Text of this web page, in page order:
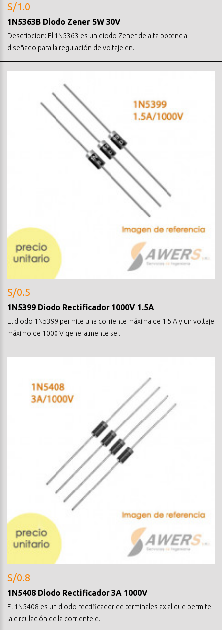
S/1.0
1N5363B Diodo Zener 5W 30V
Descripcion: El 1N5363 es un diodo Zener de alta potencia
diseñado para la regulación de voltaje en..
S/0.5
1N5399 Diodo Rectificador 1000V 1.5A
El diodo 1N5399 permite una corriente máxima de 1.5 A y un voltaje
máximo de 1000 V generalmente se ..
S/0.8
1N5408 Diodo Rectificador 3A 1000V
El 1N5408 es un diodo rectificador de terminales axial que permite
la circulación de la corriente e..